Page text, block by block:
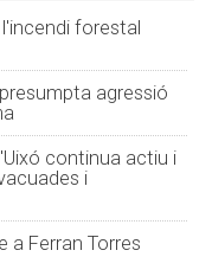
forestal
agressió
continua actiu i
i
a Ferran Torres